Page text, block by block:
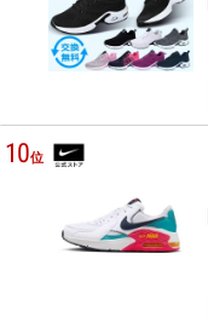
10位